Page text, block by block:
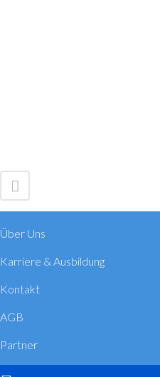
Über Uns
Karriere & Ausbildung
Kontakt
AGB
Partner